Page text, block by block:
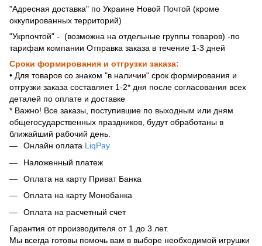
"Адресная доставка" по Украине Новой Почтой (кроме
оккупированных территорий)
"Укрпочтой" - (возможна на отдельные группы товаров) -по
тарифам компании Отправка заказа в течение 1-3 дней
Сроки формирования и отгрузки заказа:
• Для товаров со знаком "в наличии" срок формирования и
отгрузки заказа составляет 1-2* дня после согласования всех
деталей по оплате и доставке
* Важно! Все заказы, поступившие по выходным или дням
общегосударственных праздников, будут обработаны в
ближайший рабочий день.
Онлайн оплата LiqPay
Наложенный платеж
Оплата на карту Приват Банка
Оплата на карту Монобанка
Оплата на расчетный счет
Гарантия от производителя от 1 до 3 лет.
Мы всегда готовы помочь вам в выборе необходимой игрушки